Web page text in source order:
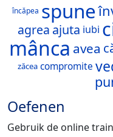
încăpea spune
agrea ajuta iubi
mânca avea
zăcea compromite
Oefenen
Gebruik de online